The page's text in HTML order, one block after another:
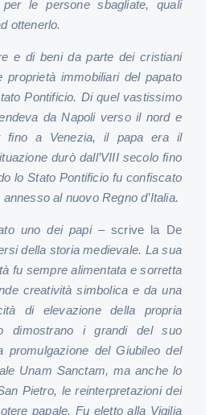
per le persone sbagliate, quali
ottenerlo.
e di beni da parte dei cristiani
proprietà immobiliari del papato
Pontificio. Di quel vastissimo
da Napoli verso il nord e
fino a Venezia, il papa era il
durò dall’VIII secolo fino
lo Stato Pontificio fu confiscato
al nuovo Regno d’Italia.
uno dei papi– scrive la De
della storia medievale. La sua
fu sempre alimentata e sorretta
creatività simbolica e da una
di elevazione della propria
dimostrano i grandi del suo
promulgazione del Giubileo del
Unam Sanctam, ma anche lo
Pietro, le reinterpretazioni dei
papale. Fu eletto alla Vigilia